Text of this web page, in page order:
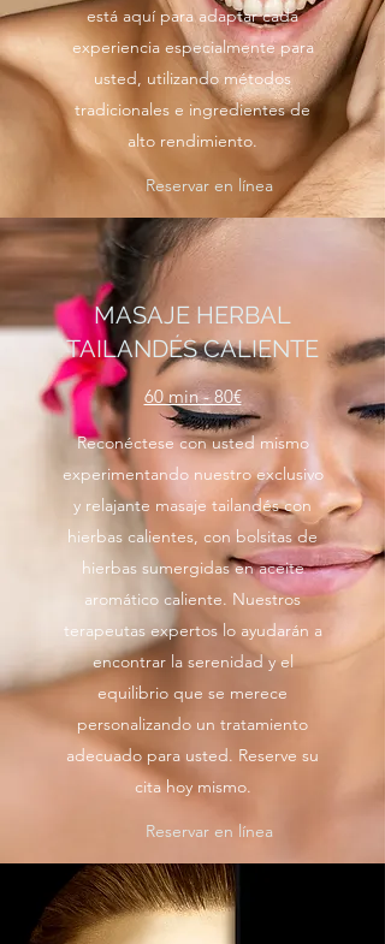
está aquí para adaptar cada
experiencia especialmente para
usted, utilizando métodos
tradicionales e ingredientes de
alto rendimiento.
Reservar en línea
MASAJE HERBAL
TAILANDÉS CALIENTE
60 min - 80€
Reconéctese con usted mismo
experimentando nuestro exclusivo
y relajante masaje tailandés con
hierbas calientes, con bolsitas de
hierbas sumergidas en aceite
aromático caliente. Nuestros
terapeutas expertos lo ayudarán a
encontrar la serenidad y el
equilibrio que se merece
personalizando un tratamiento
adecuado para usted. Reserve su
cita hoy mismo.
Reservar en línea